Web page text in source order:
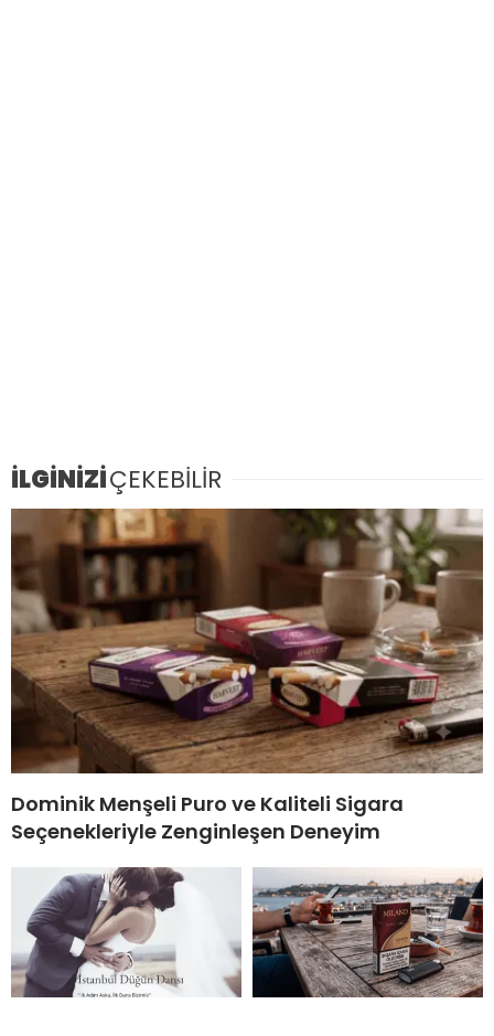
İLGİNİZİÇEKEBİLİR
Dominik Menşeli Puro ve Kaliteli Sigara
Seçenekleriyle Zenginleşen Deneyim